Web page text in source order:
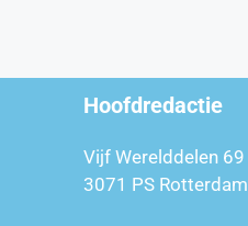
Hoofdredactie
Vijf Werelddelen 69
3071 PS Rotterdam